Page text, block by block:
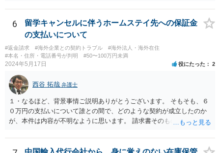
ませんが、日本ではそうです。 しかし、現実には、あまりないかとは
思います。 お礼を送ったなら、もう伝っているでしょうから、今後
は、止めておけばよいでしょう。
6
留学キャンセルに伴うホームステイ先への保証金
の支払いについて
#返金請求 #海外企業との契約トラブル
#海外法人・海外在住
#本名・住所・電話番号が判明
#50〜100万円未満
2024年5月17日 役にたった 2
西谷 拓哉 弁護士
１・なるほど、背景事情ご説明ありがとうございます。 そもそも、６
０万円の支払いについて誰との間で、どのような契約が成立したのか
が、本件は内容が不明なように思います。 請求書そのものは、エージ
学学校とあなたとの間に、語学留学（をさせる準委任とも呼べる）契
約が成立したように思います。 ６０万円の位置付けですが、日本で